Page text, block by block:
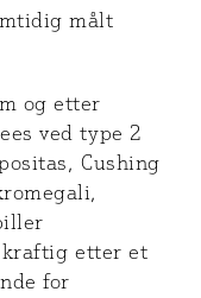
målt
og etter
ved type 2
Cushing
etter et
for